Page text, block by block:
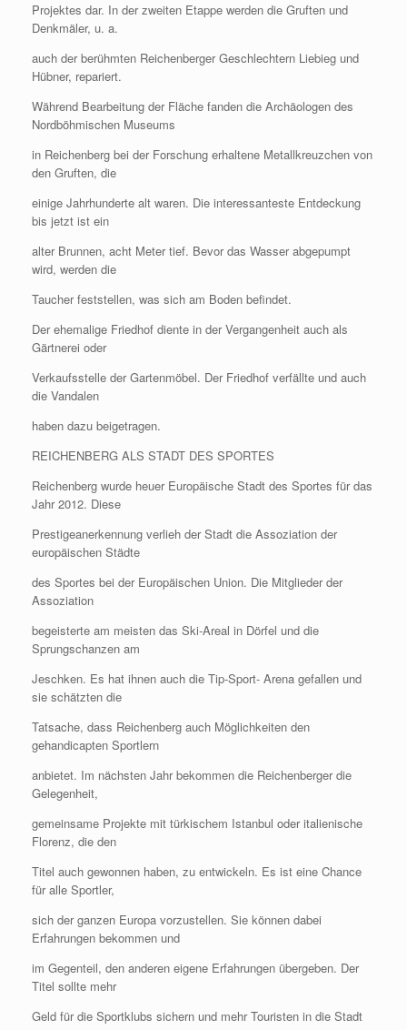
Projektes dar. In der zweiten Etappe werden die Gruften und
Denkmäler, u. a.
auch der berühmten Reichenberger Geschlechtern Liebieg und
Hübner, repariert.
Während Bearbeitung der Fläche fanden die Archäologen des
Nordböhmischen Museums
in Reichenberg bei der Forschung erhaltene Metallkreuzchen von
den Gruften, die
einige Jahrhunderte alt waren. Die interessanteste Entdeckung
bis jetzt ist ein
alter Brunnen, acht Meter tief. Bevor das Wasser abgepumpt
wird, werden die
Taucher feststellen, was sich am Boden befindet.
Der ehemalige Friedhof diente in der Vergangenheit auch als
Gärtnerei oder
Verkaufsstelle der Gartenmöbel. Der Friedhof verfällte und auch
die Vandalen
haben dazu beigetragen.
REICHENBERG ALS STADT DES SPORTES
Reichenberg wurde heuer Europäische Stadt des Sportes für das
Jahr 2012. Diese
Prestigeanerkennung verlieh der Stadt die Assoziation der
europäischen Städte
des Sportes bei der Europäischen Union. Die Mitglieder der
Assoziation
begeisterte am meisten das Ski-Areal in Dörfel und die
Sprungschanzen am
Jeschken. Es hat ihnen auch die Tip-Sport- Arena gefallen und
sie schätzten die
Tatsache, dass Reichenberg auch Möglichkeiten den
gehandicapten Sportlern
anbietet. Im nächsten Jahr bekommen die Reichenberger die
Gelegenheit,
gemeinsame Projekte mit türkischem Istanbul oder italienische
Florenz, die den
Titel auch gewonnen haben, zu entwickeln. Es ist eine Chance
für alle Sportler,
sich der ganzen Europa vorzustellen. Sie können dabei
Erfahrungen bekommen und
im Gegenteil, den anderen eigene Erfahrungen übergeben. Der
Titel sollte mehr
Geld für die Sportklubs sichern und mehr Touristen in die Stadt